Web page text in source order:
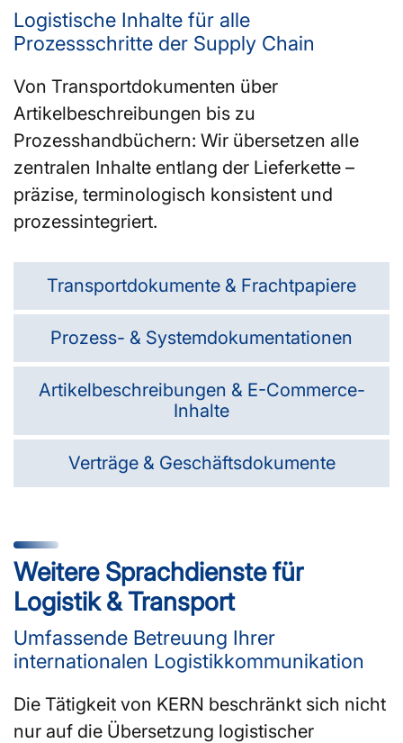
Logistische Inhalte für alle
Prozessschritte der Supply Chain
Von Transportdokumenten über
Artikelbeschreibungen bis zu
Prozesshandbüchern: Wir übersetzen alle
zentralen Inhalte entlang der Lieferkette –
präzise, terminologisch konsistent und
prozessintegriert.
Transportdokumente & Frachtpapiere
Prozess- & Systemdokumentationen
Artikelbeschreibungen & E-Commerce-
Inhalte
Verträge & Geschäftsdokumente
Weitere Sprachdienste für
Logistik & Transport
Umfassende Betreuung Ihrer
internationalen Logistikkommunikation
Die Tätigkeit von KERN beschränkt sich nicht
nur auf die Übersetzung logistischer